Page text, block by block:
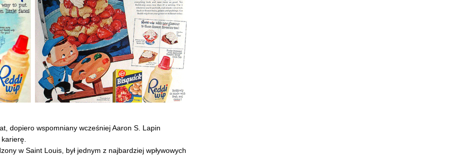
dopiero wspomniany wcześniej Aaron S. Lapin
w Saint Louis, był jednym z najbardziej wpływowych